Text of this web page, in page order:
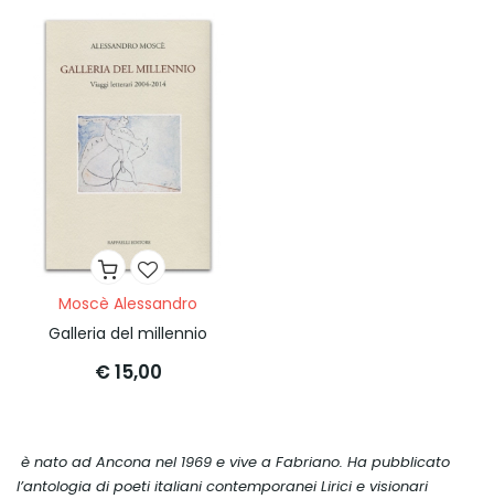
Moscè Alessandro
Galleria del millennio
€ 15,00
è nato ad Ancona nel 1969 e vive a Fabriano. Ha pubblicato
l’antologia di poeti italiani contemporaneiLirici e visionari